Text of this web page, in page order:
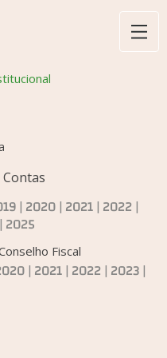
| 2020 | 2021| 2022|
| 2025
Fiscal
| 2021| 2022| 2023|